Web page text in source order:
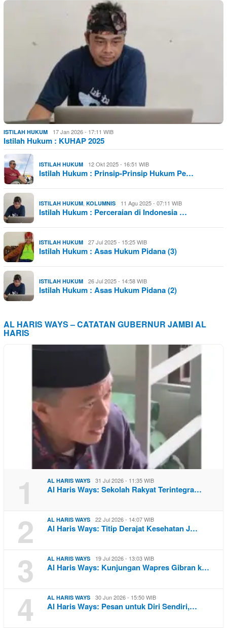
ISTILAH HUKUM 17 Jan 2026 - 17:11 WIB
Istilah Hukum : KUHAP 2025
ISTILAH HUKUM 12 Okt 2025 - 16:51 WIB
Istilah Hukum : Prinsip-Prinsip Hukum Pe…
ISTILAH HUKUM, KOLUMNIS 11 Agu 2025 - 07:11 WIB
Istilah Hukum : Perceraian di Indonesia …
ISTILAH HUKUM 27 Jul 2025 - 15:25 WIB
Istilah Hukum : Asas Hukum Pidana (3)
ISTILAH HUKUM 26 Jul 2025 - 14:58 WIB
Istilah Hukum : Asas Hukum Pidana (2)
AL HARIS WAYS – CATATAN GUBERNUR JAMBI AL
HARIS
1 AL HARIS WAYS 31 Jul 2026 - 11:35 WIB
Al Haris Ways: Sekolah Rakyat Terintegra…
2 AL HARIS WAYS 22 Jul 2026 - 14:07 WIB
Al Haris Ways: Titip Derajat Kesehatan J…
3 AL HARIS WAYS 19 Jul 2026 - 13:03 WIB
Al Haris Ways: Kunjungan Wapres Gibran k…
4 AL HARIS WAYS 30 Jun 2026 - 15:50 WIB
Al Haris Ways: Pesan untuk Diri Sendiri,…